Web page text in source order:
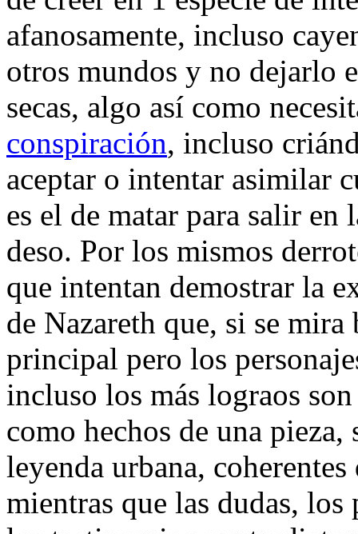
afanosamente, incluso
otros mundos y no dejarlo
secas, algo así como
conspiración, incluso
aceptar o intentar asimilar
es el de matar para salir
deso. Por los mismos
que intentan demostrar la
de Nazareth que, si se
principal pero los
incluso los más lograos
como hechos de una
leyenda urbana,
mientras que las dudas,